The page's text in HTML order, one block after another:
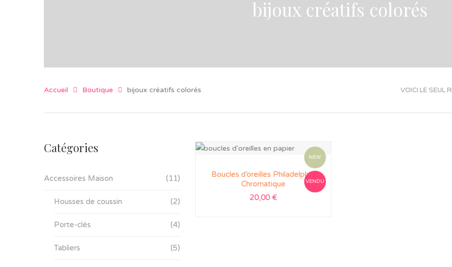
bijoux créatifs colorés
Accueil Boutique bijoux créatifs colorés VOICI LE SEUL
Catégories
Accessoires Maison (11)
Housses de coussin (2)
Porte-clés (4)
Tabliers (5)
NEW
VENDU
Boucles d’oreilles Philadelphie
Chromatique
20,00 €